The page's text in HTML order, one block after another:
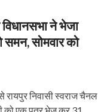
ने भेजा
समन, सोमवार को
निवासी स्‍वराज चैनल